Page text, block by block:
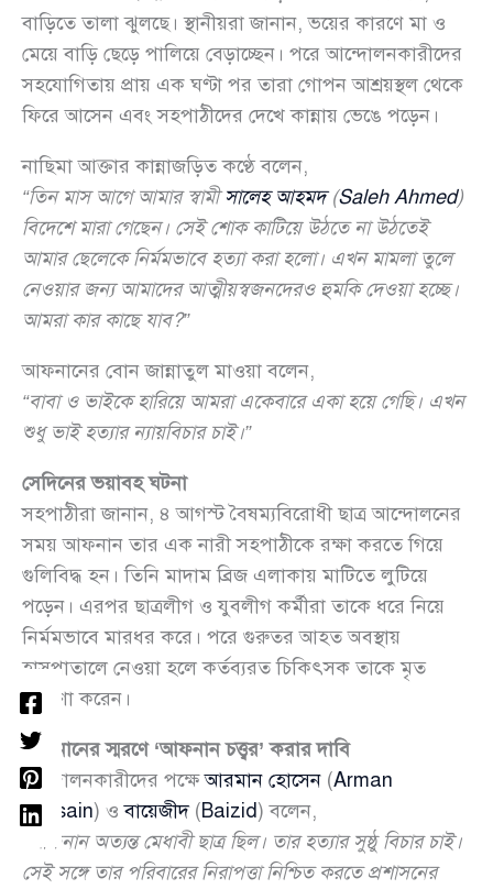
বাড়িতে তালা ঝুলছে। স্থানীয়রা জানান, ভয়ের কারণে মা ও
মেয়ে বাড়ি ছেড়ে পালিয়ে বেড়াচ্ছেন। পরে আন্দোলনকারীদের
সহযোগিতায় প্রায় এক ঘণ্টা পর তারা গোপন আশ্রয়স্থল থেকে
ফিরে আসেন এবং সহপাঠীদের দেখে কান্নায় ভেঙে পড়েন।
নাছিমা আক্তার কান্নাজড়িত কণ্ঠে বলেন,
“তিন মাস আগে আমার স্বামীসালেহ আহমদ(Saleh Ahmed)
বিদেশে মারা গেছেন। সেই শোক কাটিয়ে উঠতে না উঠতেই
আমার ছেলেকে নির্মমভাবে হত্যা করা হলো। এখন মামলা তুলে
নেওয়ার জন্য আমাদের আত্মীয়স্বজনদেরও হুমকি দেওয়া হচ্ছে।
আমরা কার কাছে যাব?”
আফনানের বোন জান্নাতুল মাওয়া বলেন,
“বাবা ও ভাইকে হারিয়ে আমরা একেবারে একা হয়ে গেছি। এখন
শুধু ভাই হত্যার ন্যায়বিচার চাই।”
সেদিনের ভয়াবহ ঘটনা
সহপাঠীরা জানান, ৪ আগস্ট বৈষম্যবিরোধী ছাত্র আন্দোলনের
সময় আফনান তার এক নারী সহপাঠীকে রক্ষা করতে গিয়ে
গুলিবিদ্ধ হন। তিনি মাদাম ব্রিজ এলাকায় মাটিতে লুটিয়ে
পড়েন। এরপর ছাত্রলীগ ও যুবলীগ কর্মীরা তাকে ধরে নিয়ে
নির্মমভাবে মারধর করে। পরে গুরুতর আহত অবস্থায়
হাসপাতালে নেওয়া হলে কর্তব্যরত চিকিৎসক তাকে মৃত
ঘোষণা করেন।
আফনানের স্মরণে ‘আফনান চত্ত্বর’ করার দাবি
আন্দোলনকারীদের পক্ষেআরমান হোসেন (Arman
Hossain) ওবায়েজীদ(Baizid) বলেন,
“আফনান অত্যন্ত মেধাবী ছাত্র ছিল। তার হত্যার সুষ্ঠু বিচার চাই।
সেই সঙ্গে তার পরিবারের নিরাপত্তা নিশ্চিত করতে প্রশাসনের